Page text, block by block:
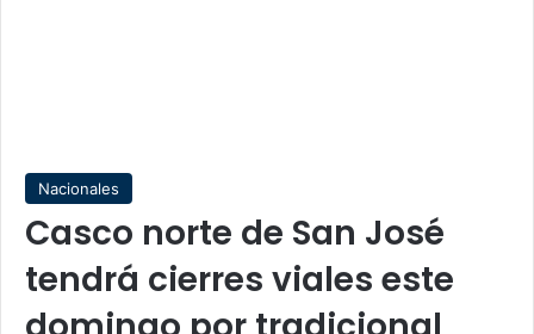
Nacionales
Casco norte de San José
tendrá cierres viales este